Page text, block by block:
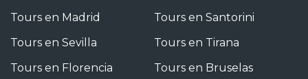
Tours en Madrid
Tours en Sevilla
Tours en Florencia
Tours en Santorini
Tours en Tirana
Tours en Bruselas